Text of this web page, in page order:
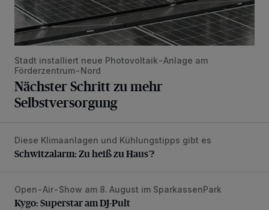
Stadt installiert neue Photovoltaik-Anlage am
Förderzentrum-Nord
Nächster Schritt zu mehr
Selbstversorgung
Schwitzalarm: Zu heiß zu Haus’?
Diese Klimaanlagen und Kühlungstipps gibt es
Schwitzalarm: Zu heiß zu Haus’?
Kygo: Superstar am DJ-Pult
Open-Air-Show am 8. August im SparkassenPark
Kygo: Superstar am DJ-Pult